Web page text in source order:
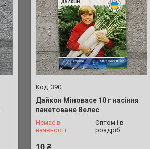
390
Дайкон Міновасе 10 г насіння
пакетоване Велес
Немає в
наявності
Оптом і в
роздріб